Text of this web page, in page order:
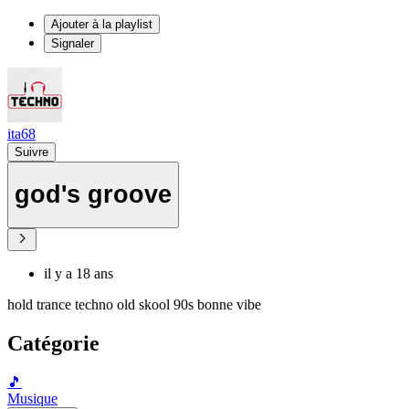
Ajouter à la playlist
Signaler
ita68
Suivre
god's groove
il y a 18 ans
hold trance techno old skool 90s bonne vibe
Catégorie
🎵
Musique